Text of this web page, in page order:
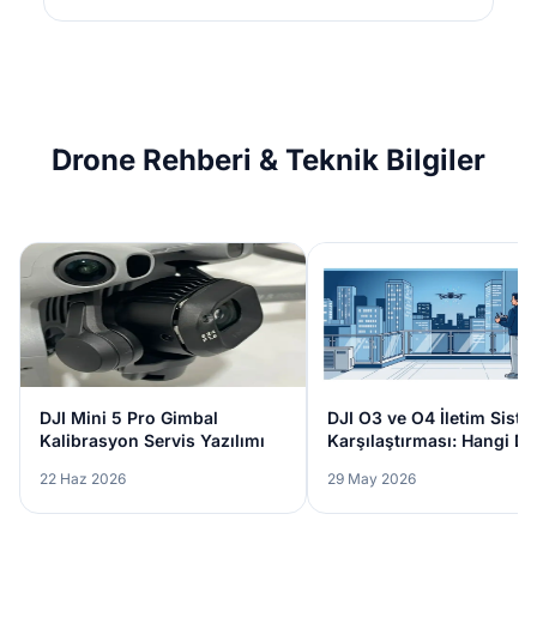
Drone Rehberi & Teknik Bilgiler
DJI Mini 5 Pro Gimbal
Kalibrasyon Servis Yazılımı
22 Haz 2026
DJI O3 ve O4 İletim
Karşılaştırması: Hangi
29 May 2026